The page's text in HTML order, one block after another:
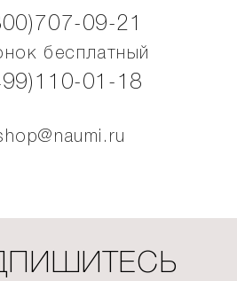
09-21
бесплатный
01-18